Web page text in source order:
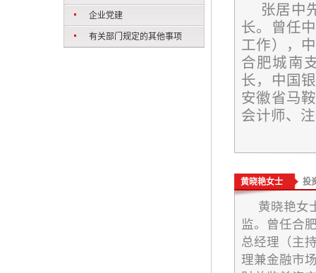
企业党建
有关部门规定的其他事项
张居中
长。曾任
工作），
合肥城南
长，中国
安徽省马
会计师、
黄晓艳女士 投
黄晓艳女
监。曾任合
总经理（主
理兼金融市